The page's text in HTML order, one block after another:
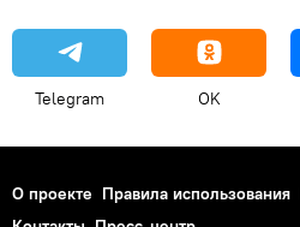
Telegram OK
О проекте Правила использования